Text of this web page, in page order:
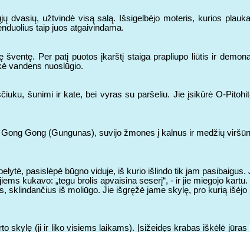
dvasių, užtvindė visą salą. Išsigelbėjo moteris, kurios
taip juos atgaivindama.
šventę. Per patį puotos įkarštį staiga prapliupo liūtis ir
vandens nuoslūgio.
šunimi ir kate, bei vyras su paršeliu. Jie įsikūrė O-
Gong (Gungunas), suvijo žmones į kalnus ir medžių
pasislėpė būgno viduje, iš kurio išlindo tik jam
kukavo: „tegu brolis apvaisina seserį“, - ir jie miegojo
sklindančius iš moliūgo. Jie išgręžė jame skylę, pro kurią
skylę (ji ir liko visiems laikams). Įsižeidęs krabas iškėlė